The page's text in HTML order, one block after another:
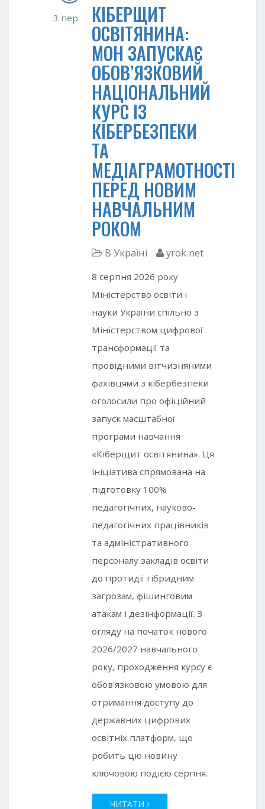
3 пер. КІБЕРЩИТ
ОСВІТЯНИНА:
МОН ЗАПУСКАЄ
ОБОВ’ЯЗКОВИЙ
НАЦІОНАЛЬНИЙ
КУРС ІЗ
КІБЕРБЕЗПЕКИ
ТА
МЕДІАГРАМОТНОСТІ
ПЕРЕД НОВИМ
НАВЧАЛЬНИМ
РОКОМ
В Україні yrok.net
8 серпня 2026 року
Міністерство освіти і
науки України спільно з
Міністерством цифрової
трансформації та
провідними вітчизняними
фахівцями з кібербезпеки
оголосили про офіційний
запуск масштабної
програми навчання
«Кіберщит освітянина». Ця
ініціатива спрямована на
підготовку 100%
педагогічних, науково-
педагогічних працівників
та адміністративного
персоналу закладів освіти
до протидії гібридним
загрозам, фішинговим
атакам і дезінформації. З
огляду на початок нового
2026/2027 навчального
року, проходження курсу є
обов'язковою умовою для
отримання доступу до
державних цифрових
освітніх платформ, що
робить цю новину
ключовою подією серпня.
ЧИТАТИ